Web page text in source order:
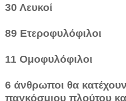
30 Λευκοί
89 Ετεροφυλόφιλοι
11 Ομοφυλόφιλοι
6 άνθρωποι θα
παγκόσμιου πλούτου